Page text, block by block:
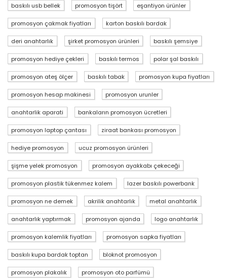
baskılı usb bellek promosyon tişört eşantiyon ürünler
promosyon çakmak fiyatları karton baskılı bardak
deri anahtarlık şirket promosyon ürünleri baskılı şemsiye
promosyon hediye çekleri baskılı termos polar şal baskılı
promosyon ateş ölçer baskılı tabak promosyon kupa fiyatları
promosyon hesap makinesi promosyon urunler
anahtarlik aparati bankaların promosyon ücretleri
promosyon laptop çantası ziraat bankası promosyon
hediye promosyon ucuz promosyon ürünleri
şişme yelek promosyon promosyon ayakkabı çekeceği
promosyon plastik tükenmez kalem lazer baskılı powerbank
promosyon ne demek akrilik anahtarlık metal anahtarlık
anahtarlık yaptırmak promosyon ajanda logo anahtarlık
promosyon kalemlik fiyatları promosyon sapka fiyatları
baskılı kupa bardak toptan bloknot promosyon
promosyon plakalık promosyon oto parfümü